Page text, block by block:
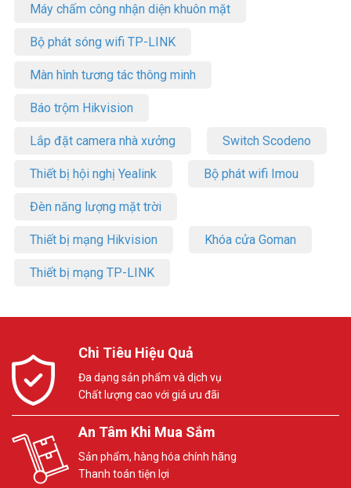
Máy chấm công nhận diện khuôn mặt
Bộ phát sóng wifi TP-LINK
Màn hình tương tác thông minh
Báo trộm Hikvision
Lắp đặt camera nhà xưởng Switch Scodeno
Thiết bị hội nghị Yealink Bộ phát wifi Imou
Đèn năng lượng mặt trời
Thiết bị mạng Hikvision Khóa cửa Goman
Thiết bị mạng TP-LINK
Chi Tiêu Hiệu Quả
Đa dạng sản phẩm và dịch vụ
Chất lượng cao với giá ưu đãi
An Tâm Khi Mua Sắm
Sản phẩm, hàng hóa chính hãng
Thanh toán tiện lợi